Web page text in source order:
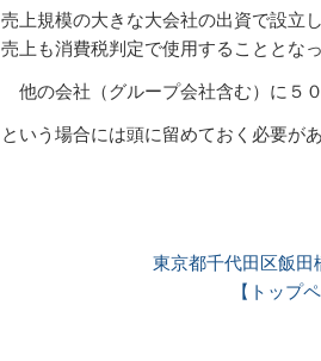
売上規模の大きな大会社の出資で設立
売上も消費税判定で使用することとなっ
他の会社（グループ会社含む）に５
という場合には頭に留めておく必要があ
東京都千代田区飯田
【トップ